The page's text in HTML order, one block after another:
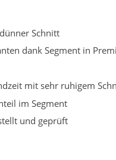
Schnitt
dank Segment in
mit sehr ruhigem
im Segment
und geprüft